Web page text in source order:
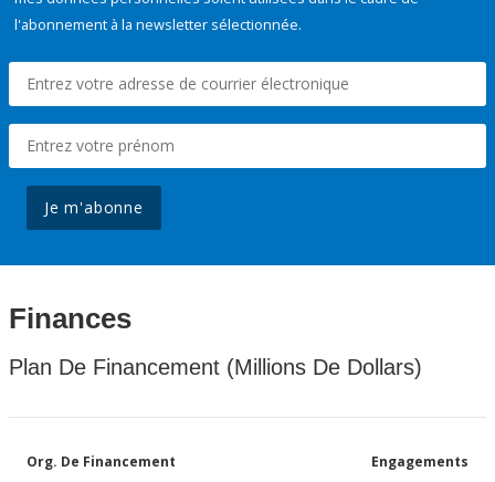
l'abonnement à la newsletter sélectionnée.
Je m'abonne
Finances
Plan De Financement (Millions De Dollars)
Org. De Financement Engagements